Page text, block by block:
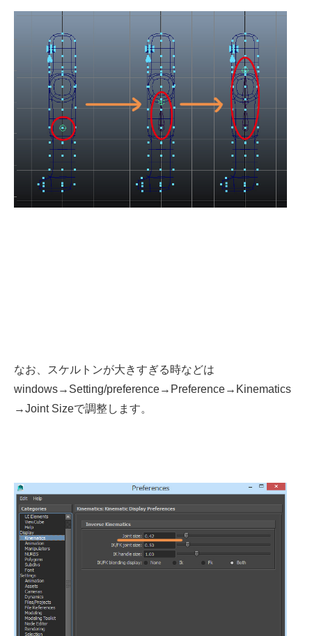
なお、スケルトンが大きすぎる時などは
windows→Setting/preference→Preference→Kinematics
→Joint Sizeで調整します。